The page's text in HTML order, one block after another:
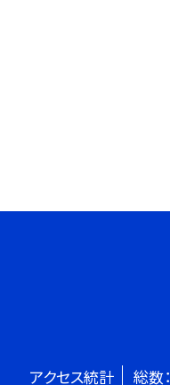
アクセス統計 総数：